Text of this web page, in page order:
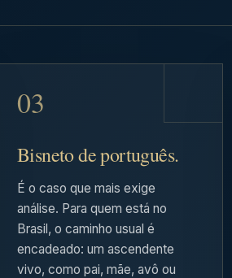
Bisneto de português.
É o caso que mais exige
análise. Para quem está no
Brasil, o caminho usual é
encadeado: um ascendente
vivo, como pai, mãe, avô ou